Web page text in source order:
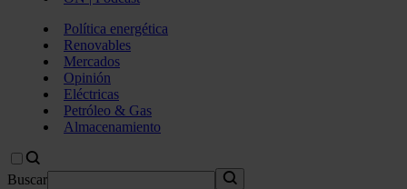
Política energética
Renovables
Mercados
Opinión
Eléctricas
Petróleo & Gas
Almacenamiento
Buscar